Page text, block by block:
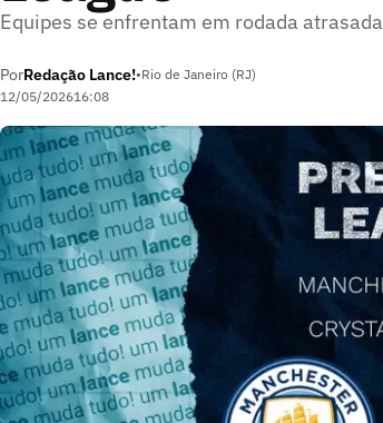
Equipes se enfrentam em rodada
PorRedação Lance!•Rio de Janeiro (RJ)
12/05/202616:08